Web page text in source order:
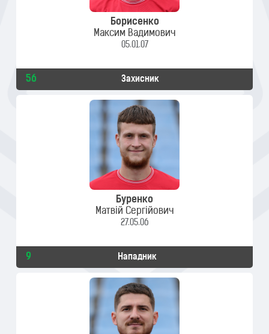
Борисенко
Максим Вадимович
05.01.07
56 Захисник
Буренко
Матвій Сергійович
27.05.06
9 Нападник